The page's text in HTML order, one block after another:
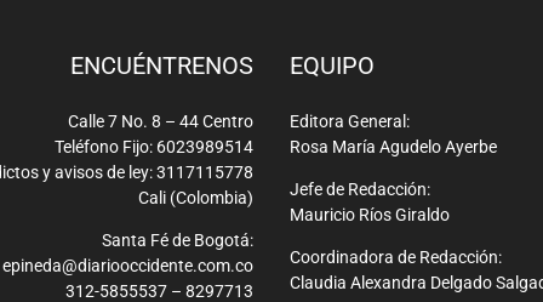
ENCUÉNTRENOS
Calle 7 No. 8 – 44 Centro
Teléfono Fijo: 6023989514
y avisos de ley: 3117115778
Cali (Colombia)
Santa Fé de Bogotá:
epineda@diariooccidente.com.co
312-5855537 – 8297713
EQUIPO
Editora General:
Rosa María Agudelo Ayerbe
Jefe de Redacción:
Mauricio Ríos Giraldo
Coordinadora de Redacción:
Claudia Alexandra Delgado